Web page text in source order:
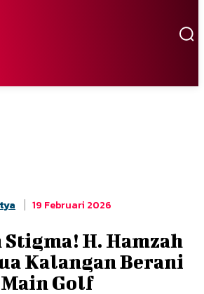
19 Februari 2026
H. Hamzah
Kalangan Berani
Main Golf